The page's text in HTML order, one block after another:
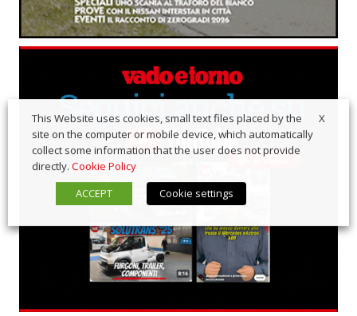
X
This Website uses cookies, small text files placed by the
site on the computer or mobile device, which automatically
collect some information that the user does not provide
directly. Cookie Policy
ACCEPT
Cookie settings